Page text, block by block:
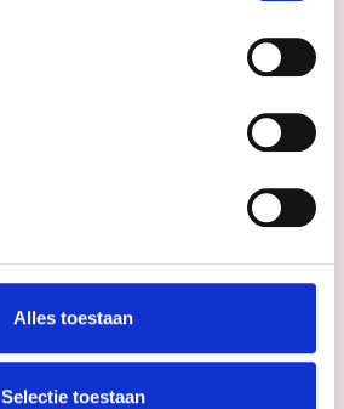
Alles toestaan
Selectie toestaan